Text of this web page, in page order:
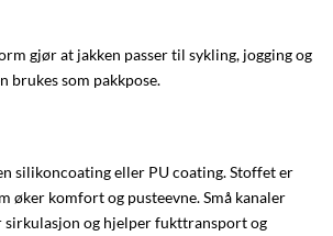
gjør at jakken passer til sykling, jogging og
brukes som pakkpose.
silikoncoating eller PU coating. Stoffet er
øker komfort og pusteevne. Små kanaler
sirkulasjon og hjelper fukttransport og